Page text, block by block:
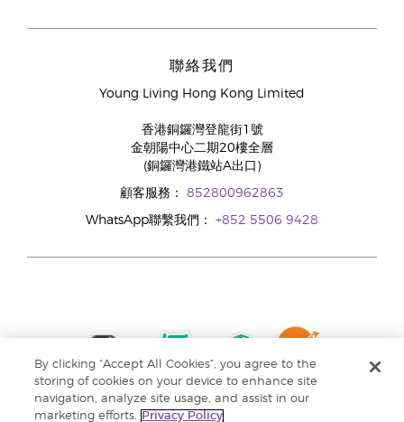
聯絡我們
Young Living Hong Kong Limited
香港銅鑼灣登龍街1號
金朝陽中心二期20樓全層
(銅鑼灣港鐵站A出口)
顧客服務： 852800962863
WhatsApp聯繫我們： +852 5506 9428
By clicking “Accept All Cookies”, you agree to the
storing of cookies on your device to enhance site
navigation, analyze site usage, and assist in our
marketing efforts.
Privacy Policy